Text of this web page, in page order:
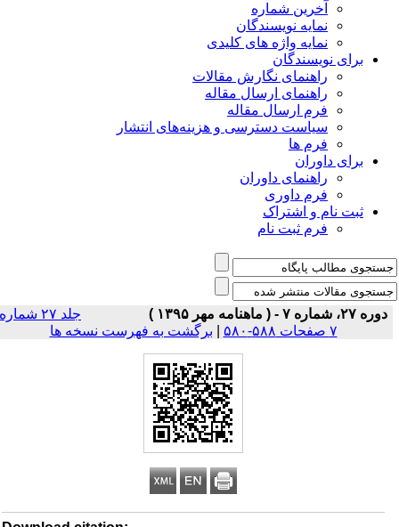
آخرین شماره
نمایه نویسندگان
نمایه واژه های کلیدی
برای نویسندگان
راهنمای نگارش مقالات
راهنمای ارسال مقاله
فرم ارسال مقاله
سیاست دسترسی و هزینه‌های انتشار
فرم ها
برای داوران
راهنمای داوران
فرم داوری
ثبت نام و اشتراک
فرم ثبت نام
دوره ۲۷، شماره ۷ - ( ماهنامه مهر ۱۳۹۵ )
جلد ۲۷ شماره
| برگشت به فهرست نسخه ها